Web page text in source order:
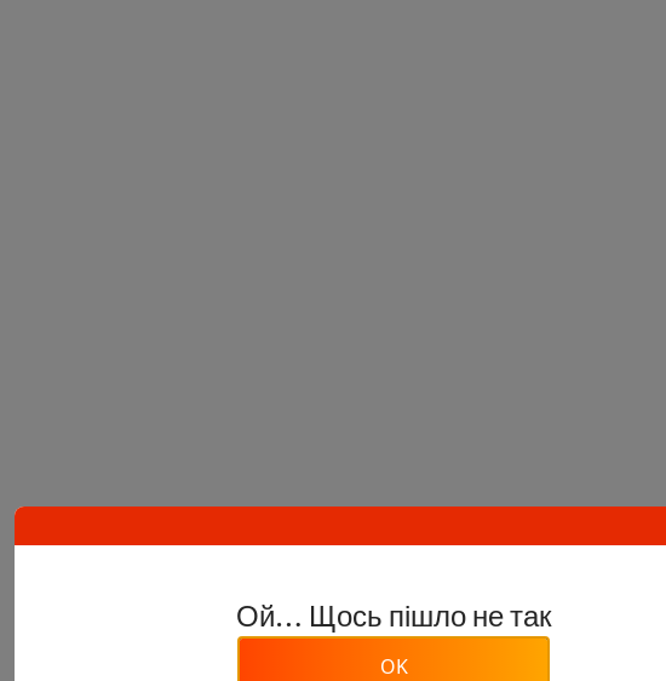
Ой… Щось пішло не так
OK